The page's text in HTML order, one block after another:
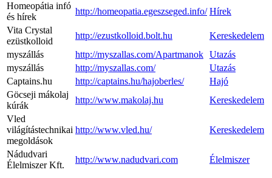
Homeopátia infó
és hírek
http://homeopatia.egeszseged.info/ Hírek
Vita Crystal
ezüstkolloid
http://ezustkolloid.bolt.hu
Kereskedelem
myszállás
http://myszallas.com/Apartmanok Utazás
myszállás
http://myszallas.com/
Utazás
Captains.hu
http://captains.hu/hajoberles/
Hajó
Göcseji mákolaj
kúrák
http://www.makolaj.hu
Kereskedelem
Vled
világítástechnikai
megoldások
http://www.vled.hu/ Kereskedelem
Nádudvari
Élelmiszer Kft.
http://www.nadudvari.com Élelmiszer